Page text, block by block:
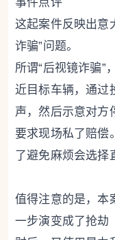
这起案件反映出意
诈骗”问题。
所谓“后视镜诈骗”
近目标车辆，通过
声，然后示意对方
要求现场私了赔偿
了避免麻烦会选择
值得注意的是，本
一步演变成了抢劫